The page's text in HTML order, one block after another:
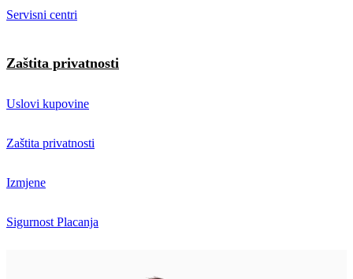
Servisni centri
Zaštita privatnosti
Uslovi kupovine
Zaštita privatnosti
Izmjene
Sigurnost Placanja